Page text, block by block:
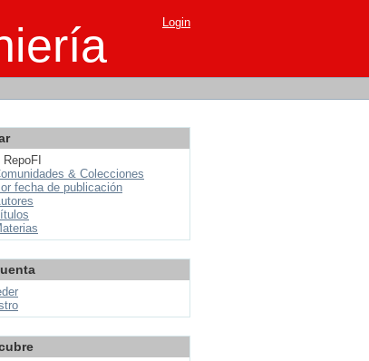
Login
& Colecciones
fecha de publicación